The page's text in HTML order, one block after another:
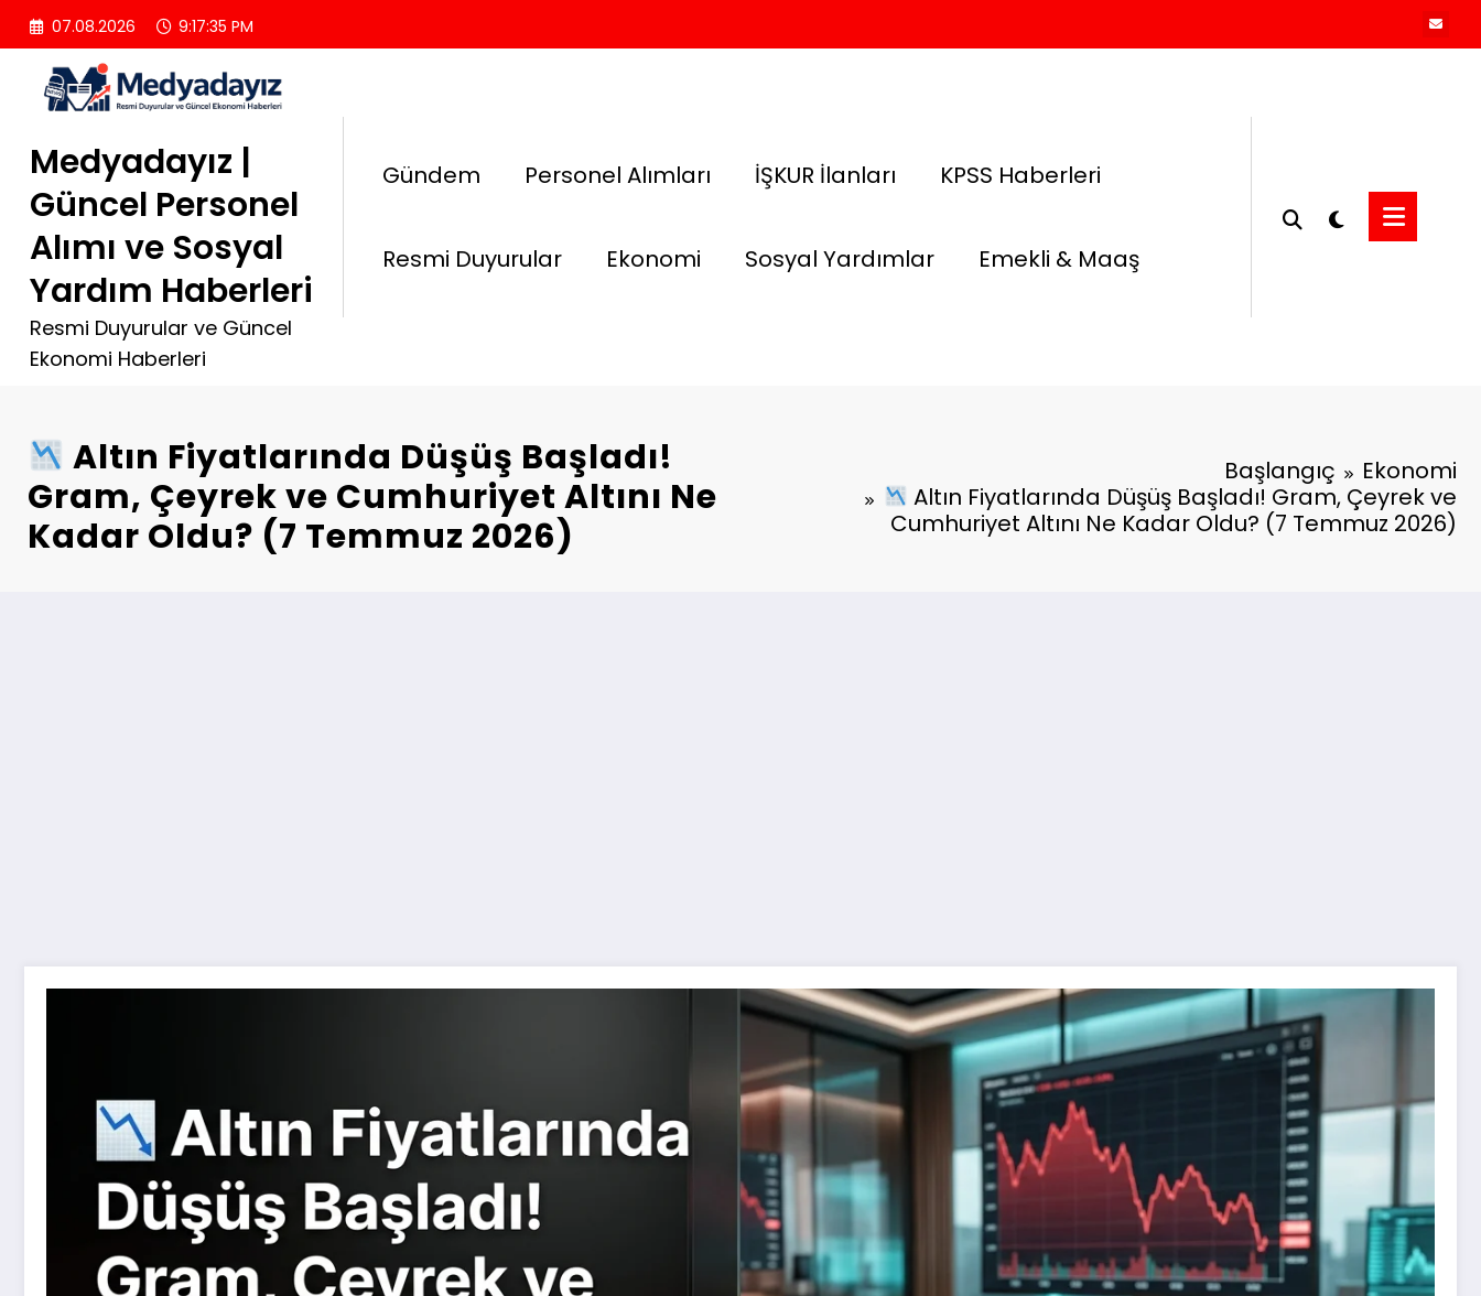
İçeriğe
atla
07.08.2026 9:17:36 PM
Medyadayız |
Güncel Personel
Alımı ve Sosyal
Yardım Haberleri
Resmi Duyurular ve Güncel
Ekonomi Haberleri
Gündem Personel Alımları İŞKUR İlanları KPSS Haberleri
Resmi Duyurular Ekonomi Sosyal Yardımlar Emekli & Maaş
Altın Fiyatlarında Düşüş Başladı!
Gram, Çeyrek ve Cumhuriyet Altını Ne
Kadar Oldu? (7 Temmuz 2026)
Başlangıç
Ekonomi
Altın Fiyatlarında Düşüş Başladı! Gram, Çeyrek ve
Cumhuriyet Altını Ne Kadar Oldu? (7 Temmuz 2026)